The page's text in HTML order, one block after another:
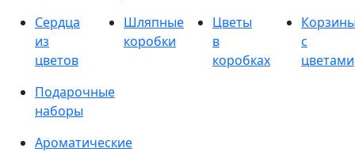
Сердца
из
цветов
Шляпные
коробки
Цветы
в
коробках
с
цветами
Подарочные
наборы
Ароматические